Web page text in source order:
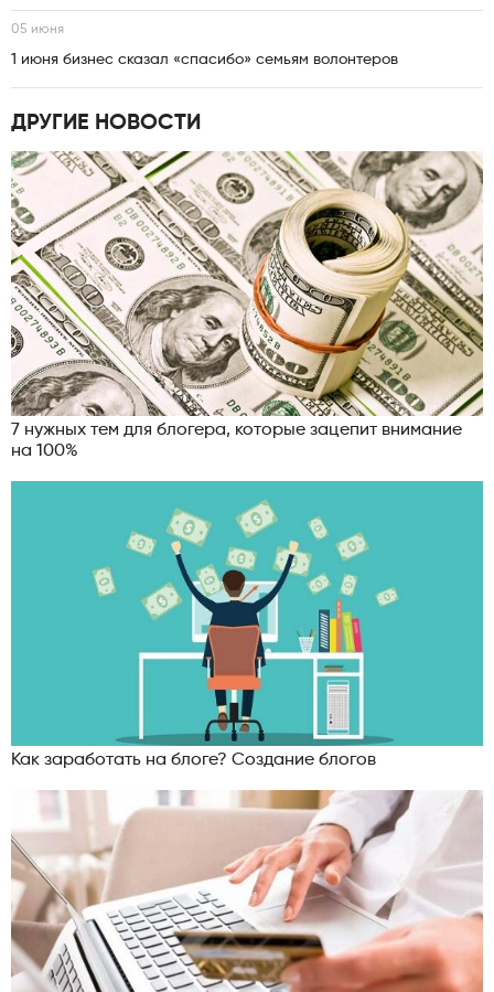
05 июня
1 июня бизнес сказал «спасибо» семьям волонтеров
ДРУГИЕ НОВОСТИ
7 нужных тем для блогера, которые зацепит внимание
на 100%
Как заработать на блоге? Создание блогов